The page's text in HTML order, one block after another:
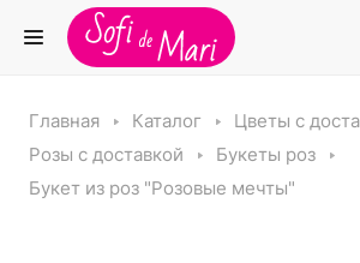
Главная Каталог
Цветы с
Розы с доставкой
Букеты роз
Букет из роз "Розовые мечты"